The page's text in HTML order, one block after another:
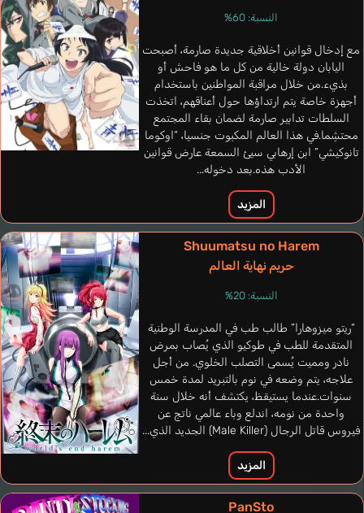
Watarai Hinami
Ozawa Minori
النسبة: 60%
مع إدخال قوانين أخلاقية جديدة صارمة، أصبحت
اليابان دولة خالية من كل ما هو فاحش أو
بذيء.من خلال مراقبة المواطنين باستخدام
أجهزة خاصة يتم ارتداؤها حول أعناقهم، اتخذت
السلطات تدابير صارمة لضمان بقاء المجتمع
محتشِما.في هذا العالم المكبوت جنسيا، “اوكوما
تانوكيشي” ابن إرهابي سيئ السمعة عارض قوانين
الأدب هذه.بعد دخوله...
المزيد
Shuumatsu no Harem
حريم نهاية العالم
النسبة: 20%
“ريتو ميزوهارا” طالب طب في المدرسة الوطنية
المتقدمة للطب في طوكيو الذي يُصاب بمرض
نادر ومميت يُسمى التصلب الخلوي. من أجل
علاجه، يتم وضعه في نوم بالتبريد لمدة خمس
سنوات.عندما يستيقظ، يكتشف أنه خلال سنة
واحدة من نومه، اندلع وباء عالمي ناتج عن
فيروس قاتل الرجال (Male Killer) الجديد الذي...
المزيد
PanSto